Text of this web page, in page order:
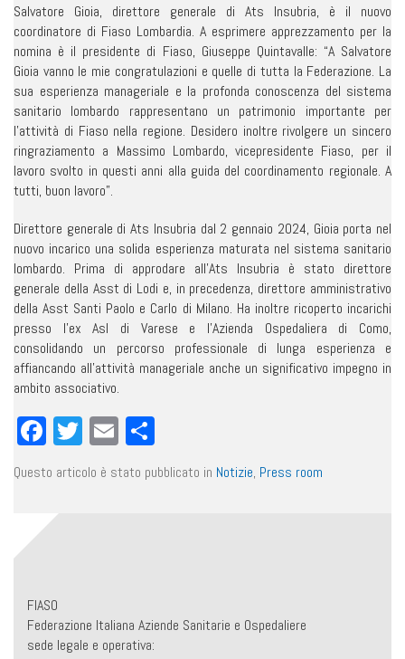
Salvatore Gioia, direttore generale di Ats Insubria, è il nuovo
coordinatore di Fiaso Lombardia. A esprimere apprezzamento per la
nomina è il presidente di Fiaso, Giuseppe Quintavalle: “A Salvatore
Gioia vanno le mie congratulazioni e quelle di tutta la Federazione. La
sua esperienza manageriale e la profonda conoscenza del sistema
sanitario lombardo rappresentano un patrimonio importante per
l’attività di Fiaso nella regione. Desidero inoltre rivolgere un sincero
ringraziamento a Massimo Lombardo, vicepresidente Fiaso, per il
lavoro svolto in questi anni alla guida del coordinamento regionale. A
tutti, buon lavoro”.
Direttore generale di Ats Insubria dal 2 gennaio 2024, Gioia porta nel
nuovo incarico una solida esperienza maturata nel sistema sanitario
lombardo. Prima di approdare all’Ats Insubria è stato direttore
generale della Asst di Lodi e, in precedenza, direttore amministrativo
della Asst Santi Paolo e Carlo di Milano. Ha inoltre ricoperto incarichi
presso l’ex Asl di Varese e l’Azienda Ospedaliera di Como,
consolidando un percorso professionale di lunga esperienza e
affiancando all’attività manageriale anche un significativo impegno in
ambito associativo.
Facebook
Twitter
Email
Questo articolo è stato pubblicato in Notizie, Press room
FIASO
Federazione Italiana Aziende Sanitarie e Ospedaliere
sede legale e operativa: